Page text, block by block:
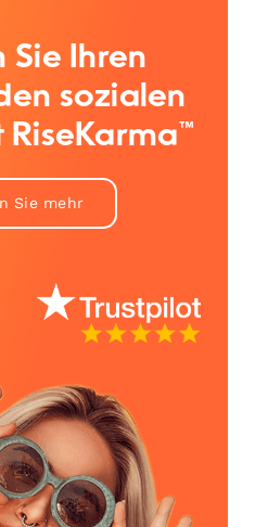
Sie Ihren
sozialen
Sie mehr